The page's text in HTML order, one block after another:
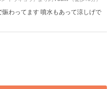
わってます 噴水もあって涼しげで